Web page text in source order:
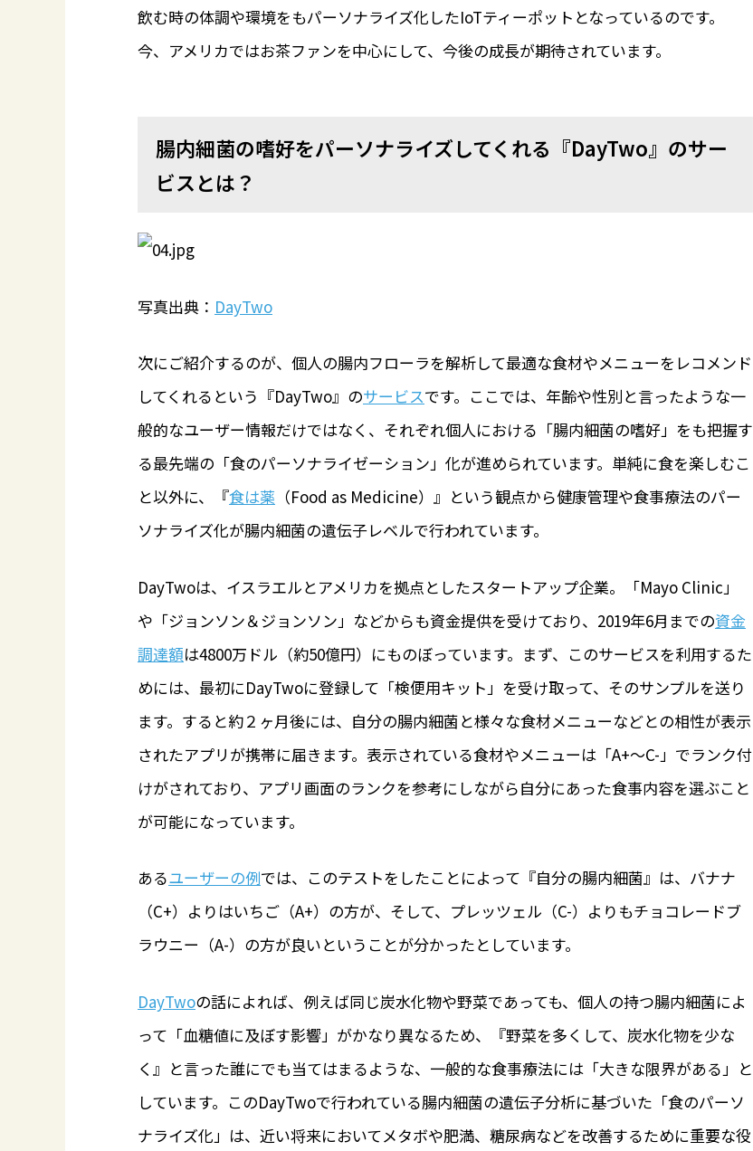
飲む時の体調や環境をもパーソナライズ化したIoTティーポットとなっているのです。
今、アメリカではお茶ファンを中心にして、今後の成長が期待されています。
腸内細菌の嗜好をパーソナライズしてくれる『DayTwo』のサー
ビスとは？
写真出典： DayTwo
次にご紹介するのが、個人の腸内フローラを解析して最適な食材やメニューをレコメンド
してくれるという『DayTwo』のサービスです。ここでは、年齢や性別と言ったような一
般的なユーザー情報だけではなく、それぞれ個人における「腸内細菌の嗜好」をも把握す
る最先端の「食のパーソナライゼーション」化が進められています。単純に食を楽しむこ
と以外に、『食は薬 （Food as Medicine）』という観点から健康管理や食事療法のパー
ソナライズ化が腸内細菌の遺伝子レベルで行われています。
DayTwoは、イスラエルとアメリカを拠点としたスタートアップ企業。「Mayo Clinic」
や「ジョンソン＆ジョンソン」などからも資金提供を受けており、2019年6月までの資金
調達額は4800万ドル（約50億円）にものぼっています。まず、このサービスを利用するた
めには、最初にDayTwoに登録して「検便用キット」を受け取って、そのサンプルを送り
ます。すると約２ヶ月後には、自分の腸内細菌と様々な食材メニューなどとの相性が表示
されたアプリが携帯に届きます。表示されている食材やメニューは「A+～C-」でランク付
けがされており、アプリ画面のランクを参考にしながら自分にあった食事内容を選ぶこと
が可能になっています。
あるユーザーの例では、このテストをしたことによって『自分の腸内細菌』は、バナナ
（C+）よりはいちご（A+）の方が、そして、プレッツェル（C-）よりもチョコレードブ
ラウニー（A-）の方が良いということが分かったとしています。
DayTwoの話によれば、例えば同じ炭水化物や野菜であっても、個人の持つ腸内細菌によ
って「血糖値に及ぼす影響」がかなり異なるため、『野菜を多くして、炭水化物を少な
く』と言った誰にでも当てはまるような、一般的な食事療法には「大きな限界がある」と
しています。このDayTwoで行われている腸内細菌の遺伝子分析に基づいた「食のパーソ
ナライズ化」は、近い将来においてメタボや肥満、糖尿病などを改善するために重要な役